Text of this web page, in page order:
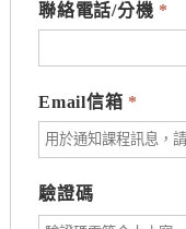
聯絡電話/分機 *
Email信箱 *
驗證碼